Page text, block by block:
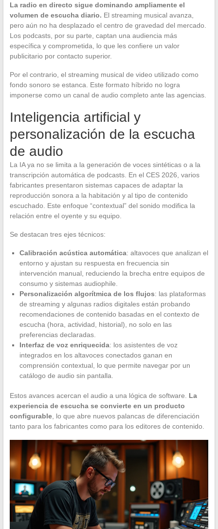
La radio en directo sigue dominando ampliamente el
volumen de escucha diario. El streaming musical avanza,
pero aún no ha desplazado el centro de gravedad del mercado.
Los podcasts, por su parte, captan una audiencia más
específica y comprometida, lo que les confiere un valor
publicitario por contacto superior.
Por el contrario, el streaming musical de video utilizado como
fondo sonoro se estanca. Este formato híbrido no logra
imponerse como un canal de audio completo ante las agencias.
Inteligencia artificial y
personalización de la escucha
de audio
La IA ya no se limita a la generación de voces sintéticas o a la
transcripción automática de podcasts. En el CES 2026, varios
fabricantes presentaron sistemas capaces de adaptar la
reproducción sonora a la habitación y al tipo de contenido
escuchado. Este enfoque “contextual” del sonido modifica la
relación entre el oyente y su equipo.
Se destacan tres ejes técnicos:
Calibración acústica automática: altavoces que analizan el
entorno y ajustan su respuesta en frecuencia sin
intervención manual, reduciendo la brecha entre equipos de
consumo y sistemas audiophile.
Personalización algorítmica de los flujos: las plataformas
de streaming y algunas radios digitales están probando
recomendaciones de contenido basadas en el contexto de
escucha (hora, actividad, historial), no solo en las
preferencias declaradas.
Interfaz de voz enriquecida: los asistentes de voz
integrados en los altavoces conectados ganan en
comprensión contextual, lo que permite navegar por un
catálogo de audio sin pantalla.
Estos avances acercan el audio a una lógica de software. La
experiencia de escucha se convierte en un producto
configurable, lo que abre nuevos palancas de diferenciación
tanto para los fabricantes como para los editores de contenido.